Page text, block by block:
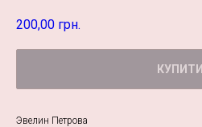
200,00 грн.
КУПИТИ
Эвелин Петрова